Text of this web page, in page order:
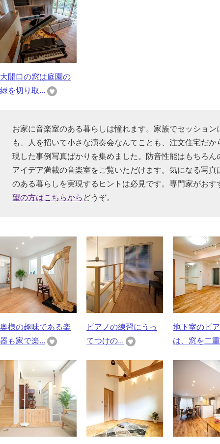
大開口の窓は庭園の
緑を切り取...
お家に音楽室のある暮らしは憧れます。家族でセッショ
も、人を招いて小さな演奏会なんてことも、注文住宅だ
現した事例写真ばかりを集めました。防音性能はもちろ
アイデア満載の音楽室をご覧いただけます。気になる写
のある暮らしを実現するヒントは必見です。専門家がお
望の方はこちらから どうぞ。
奥様の趣味である楽
器も家で楽...
ピアノの練習にうっ
てつけの...
地下室のピ
は、窓を二